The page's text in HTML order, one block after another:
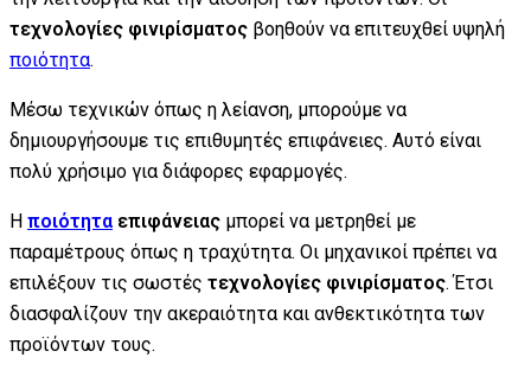
τεχνολογίες φινιρίσματος βοηθούν να επιτευχθεί υψηλή
ποιότητα.
Μέσω τεχνικών όπως η λείανση, μπορούμε να
δημιουργήσουμε τις επιθυμητές επιφάνειες. Αυτό είναι
πολύ χρήσιμο για διάφορες εφαρμογές.
Η ποιότητα επιφάνειας μπορεί να μετρηθεί με
παραμέτρους όπως η τραχύτητα. Οι μηχανικοί πρέπει να
επιλέξουν τις σωστές τεχνολογίες φινιρίσματος. Έτσι
διασφαλίζουν την ακεραιότητα και ανθεκτικότητα των
προϊόντων τους.